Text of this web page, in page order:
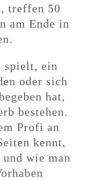
treffen 50
am Ende in
spielt, ein
oder sich
hat,
bestehen.
Profi an
kennt,
wie man